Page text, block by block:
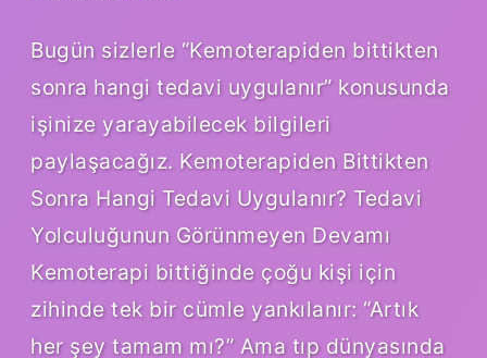
Bugün sizlerle “Kemoterapiden bittikten
sonra hangi tedavi uygulanır” konusunda
işinize yarayabilecek bilgileri
paylaşacağız. Kemoterapiden Bittikten
Sonra Hangi Tedavi Uygulanır? Tedavi
Yolculuğunun Görünmeyen Devamı
Kemoterapi bittiğinde çoğu kişi için
zihinde tek bir cümle yankılanır: “Artık
her şey tamam mı?” Ama tıp dünyasında